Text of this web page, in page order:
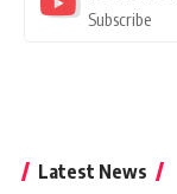
Subscribe
Latest News